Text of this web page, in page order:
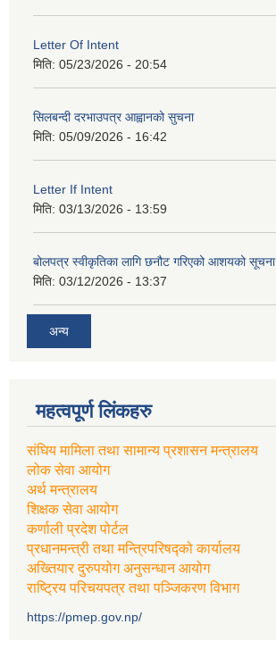
Letter Of Intent
मिति: 05/23/2026 - 20:54
सिलबन्दी दरभाउपत्र आह्वानको सुचना
मिति: 05/09/2026 - 16:42
Letter If Intent
मिति: 03/13/2026 - 13:59
बोलपत्र स्वीकृतिका लागि छनौट गरिएको आशयको सूचना
मिति: 03/12/2026 - 13:37
अन्य
महत्वपूर्ण लिंकहरु
संघिय मामिला तथा सामान्य प्रशासन मन्त्रालय
लोक सेवा आयोग
अर्थ मन्त्रालय
शिक्षक सेवा आयोग
कर्णाली प्रदेश पोर्टल
प्रधानमन्त्री तथा मन्त्रिपरिषद्को कार्यालय
अख्तियार दुरुपयोग अनुसन्धान आयोग
राष्ट्रिय परिचयपत्र तथा पञ्जिकरण विभाग
https://pmep.gov.np/